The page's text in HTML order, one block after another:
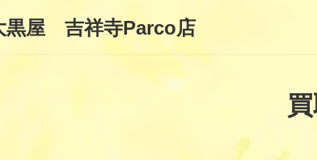
屋 吉祥寺Parco店